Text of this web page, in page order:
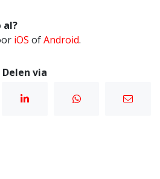
al?
iOS ofAndroid.
Delen via